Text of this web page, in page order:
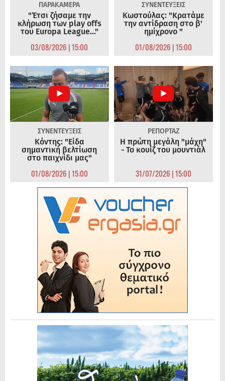
ΠΑΡΑΚΑΜΕΡΑ
"Έτσι ζήσαμε την
κλήρωση των play offs
του Europa League..."
03/08/2026 | 15:00
ΣΥΝΕΝΤΕΥΞΕΙΣ
Κωστούλας: "Κρατάμε
την αντίδραση στο β'
ημίχρονο "
01/08/2026 | 15:00
ΣΥΝΕΝΤΕΥΞΕΙΣ
Κόντης: "Είδα
σημαντική βελτίωση
στο παιχνίδι μας"
01/08/2026 | 15:00
ΡΕΠΟΡΤΑΖ
Η πρώτη μεγάλη "μάχη"
- Το κουίζ του μουντιάλ
31/07/2026 | 15:00